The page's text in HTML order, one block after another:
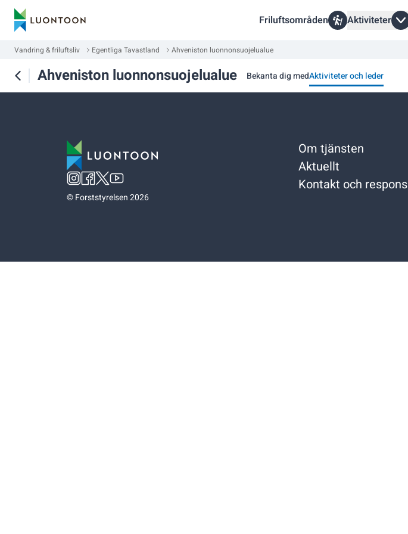
Friluftsområden Aktiviteter
Vandring & friluftsliv Egentliga Tavastland Ahveniston luonnonsuojelualue
Ahveniston luonnonsuojelualue Bekanta dig medAktiviteter och leder
©Forststyrelsen 2026
Om tjänsten
Aktuellt
Kontakt och respons